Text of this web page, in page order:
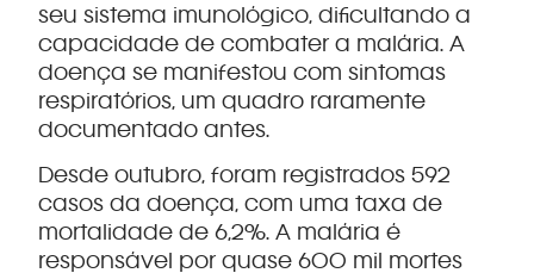
seu sistema imunológico, dificultando a
capacidade de combater a malária. A
doença se manifestou com sintomas
respiratórios, um quadro raramente
documentado antes.
Desde outubro, foram registrados 592
casos da doença, com uma taxa de
mortalidade de 6,2%. A malária é
responsável por quase 600 mil mortes